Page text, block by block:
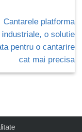
Cantarele platforma
industriale, o solutie
pentru o cantarire
cat mai precisa